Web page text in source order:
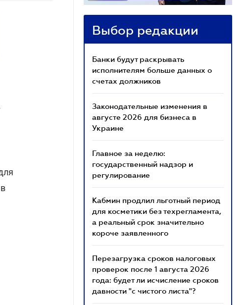
Выбор редакции
Банки будут раскрывать
исполнителям больше данных о
счетах должников
Законодательные изменения в
августе 2026 для бизнеса в
Украине
Главное за неделю:
государственный надзор и
регулирование
Кабмин продлил льготный период
для косметики без техрегламента,
а реальный срок значительно
короче заявленного
Перезагрузка сроков налоговых
проверок после 1 августа 2026
года: будет ли исчисление сроков
давности "с чистого листа"?